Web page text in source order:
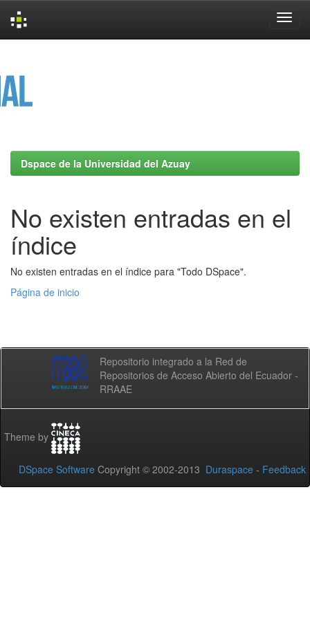
Dspace de la Universidad del Azuay
No existen entradas en el
índice
No existen entradas en el índice para "Todo DSpace".
Página de inicio
Repositorio integrado a la Red de
Repositorios de Acceso Abierto del Ecuador -
RRAAE
Theme by
DSpace Software Copyright © 2002-2013 Duraspace - Feedback